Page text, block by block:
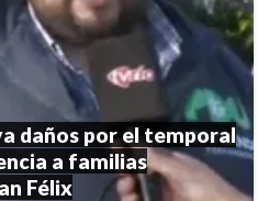
daños por el temporal
a familias
Félix